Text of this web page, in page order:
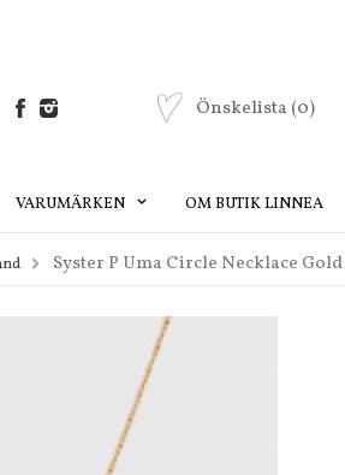
Önskelista (0)
VARUMÄRKEN OM BUTIK LINNEA
Syster P Uma Circle Necklace Gold